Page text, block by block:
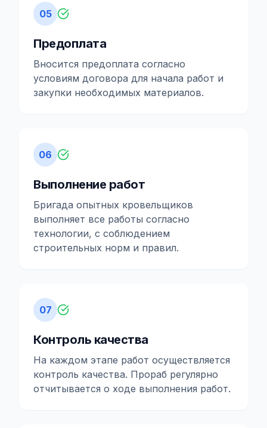
05
Предоплата
Вносится предоплата согласно
условиям договора для начала работ и
закупки необходимых материалов.
06
Выполнение работ
Бригада опытных кровельщиков
выполняет все работы согласно
технологии, с соблюдением
строительных норм и правил.
07
Контроль качества
На каждом этапе работ осуществляется
контроль качества. Прораб регулярно
отчитывается о ходе выполнения работ.